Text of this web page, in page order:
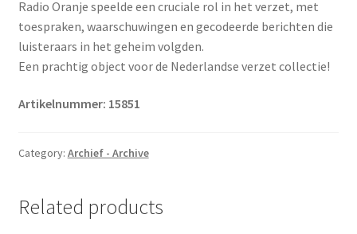
Radio Oranje speelde een cruciale rol in het verzet, met
toespraken, waarschuwingen en gecodeerde berichten die
luisteraars in het geheim volgden.
Een prachtig object voor de Nederlandse verzet collectie!
Artikelnummer: 15851
Category: Archief - Archive
Related products